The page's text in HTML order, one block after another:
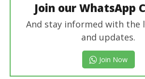
Join our WhatsApp
And stay informed with the
and updates.
Join Now